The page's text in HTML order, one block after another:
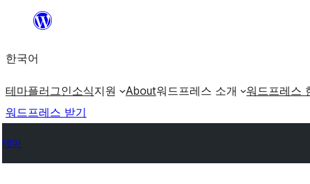
츠
로
로
가
기
한국어
테마플러그인소식지원 About워드프레스 소개 워드프레스
워드프레스 받기
테마